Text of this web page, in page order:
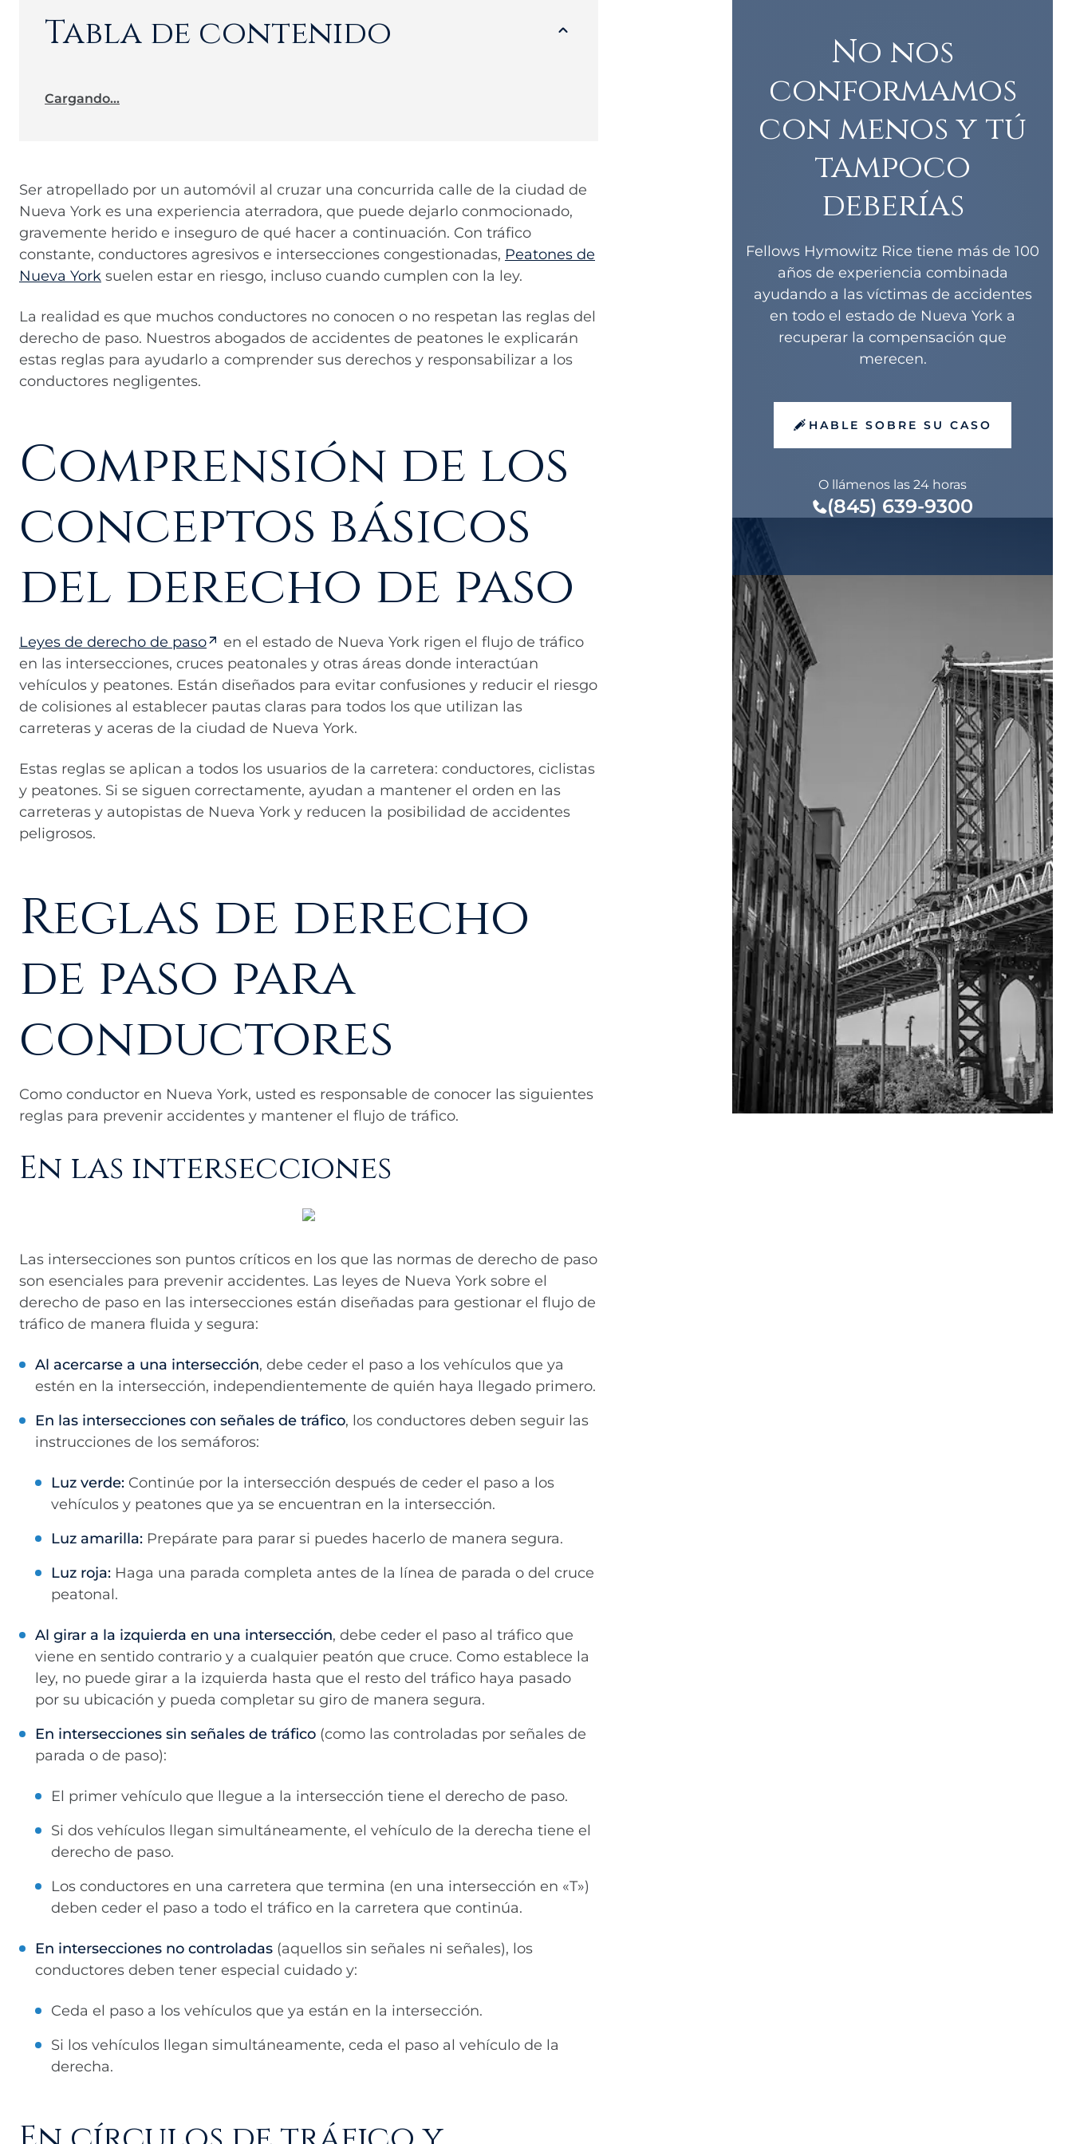
Tabla de contenido
Cargando...
Ser atropellado por un automóvil al cruzar una concurrida calle de la ciudad de
Nueva York es una experiencia aterradora, que puede dejarlo conmocionado,
gravemente herido e inseguro de qué hacer a continuación. Con tráfico
constante, conductores agresivos e intersecciones congestionadas, Peatones de
Nueva York suelen estar en riesgo, incluso cuando cumplen con la ley.
La realidad es que muchos conductores no conocen o no respetan las reglas del
derecho de paso. Nuestros abogados de accidentes de peatones le explicarán
estas reglas para ayudarlo a comprender sus derechos y responsabilizar a los
conductores negligentes.
Comprensión de los
conceptos básicos
del derecho de paso
Leyes de derecho de paso
en el estado de Nueva York rigen el flujo de tráfico
en las intersecciones, cruces peatonales y otras áreas donde interactúan
vehículos y peatones. Están diseñados para evitar confusiones y reducir el riesgo
de colisiones al establecer pautas claras para todos los que utilizan las
carreteras y aceras de la ciudad de Nueva York.
Estas reglas se aplican a todos los usuarios de la carretera: conductores, ciclistas
y peatones. Si se siguen correctamente, ayudan a mantener el orden en las
carreteras y autopistas de Nueva York y reducen la posibilidad de accidentes
peligrosos.
Reglas de derecho
de paso para
conductores
Como conductor en Nueva York, usted es responsable de conocer las siguientes
reglas para prevenir accidentes y mantener el flujo de tráfico.
En las intersecciones
Las intersecciones son puntos críticos en los que las normas de derecho de paso
son esenciales para prevenir accidentes. Las leyes de Nueva York sobre el
derecho de paso en las intersecciones están diseñadas para gestionar el flujo de
tráfico de manera fluida y segura:
Al acercarse a una intersección, debe ceder el paso a los vehículos que ya
estén en la intersección, independientemente de quién haya llegado primero.
En las intersecciones con señales de tráfico, los conductores deben seguir las
instrucciones de los semáforos:
Luz verde: Continúe por la intersección después de ceder el paso a los
vehículos y peatones que ya se encuentran en la intersección.
Luz amarilla: Prepárate para parar si puedes hacerlo de manera segura.
Luz roja: Haga una parada completa antes de la línea de parada o del cruce
peatonal.
Al girar a la izquierda en una intersección, debe ceder el paso al tráfico que
viene en sentido contrario y a cualquier peatón que cruce. Como establece la
ley, no puede girar a la izquierda hasta que el resto del tráfico haya pasado
por su ubicación y pueda completar su giro de manera segura.
En intersecciones sin señales de tráfico (como las controladas por señales de
parada o de paso):
El primer vehículo que llegue a la intersección tiene el derecho de paso.
Si dos vehículos llegan simultáneamente, el vehículo de la derecha tiene el
derecho de paso.
Los conductores en una carretera que termina (en una intersección en «T»)
deben ceder el paso a todo el tráfico en la carretera que continúa.
En intersecciones no controladas (aquellos sin señales ni señales), los
conductores deben tener especial cuidado y:
Ceda el paso a los vehículos que ya están en la intersección.
Si los vehículos llegan simultáneamente, ceda el paso al vehículo de la
derecha.
En círculos de tráfico y
No nos
conformamos
con menos y tú
tampoco
deberías
Fellows Hymowitz Rice tiene más de 100
años de experiencia combinada
ayudando a las víctimas de accidentes
en todo el estado de Nueva York a
recuperar la compensación que
merecen.
HABLE SOBRE SU CASO
O llámenos las 24 horas
(845) 639-9300